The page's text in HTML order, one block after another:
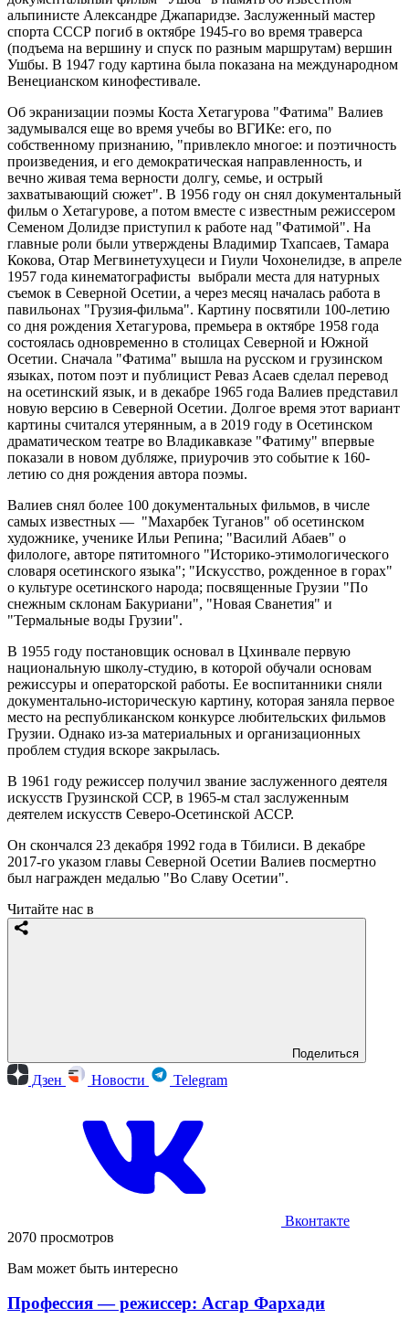
альпинисте Александре Джапаридзе. Заслуженный мастер
спорта СССР погиб в октябре 1945-го во время траверса
(подъема на вершину и спуск по разным маршрутам) вершин
Ушбы. В 1947 году картина была показана на международном
Венецианском кинофестивале.
Об экранизации поэмы Коста Хетагурова "Фатима" Валиев
задумывался еще во время учебы во ВГИКе: его, по
собственному признанию, "привлекло многое: и поэтичность
произведения, и его демократическая направленность, и
вечно живая тема верности долгу, семье, и острый
захватывающий сюжет". В 1956 году он снял документальный
фильм о Хетагурове, а потом вместе с известным режиссером
Семеном Долидзе приступил к работе над "Фатимой". На
главные роли были утверждены Владимир Тхапсаев, Тамара
Кокова, Отар Мегвинетухуцеси и Гиули Чохонелидзе, в апреле
1957 года кинематографисты выбрали места для натурных
съемок в Северной Осетии, а через месяц началась работа в
павильонах "Грузия-фильма". Картину посвятили 100-летию
со дня рождения Хетагурова, премьера в октябре 1958 года
состоялась одновременно в столицах Северной и Южной
Осетии. Сначала "Фатима" вышла на русском и грузинском
языках, потом поэт и публицист Реваз Асаев сделал перевод
на осетинский язык, и в декабре 1965 года Валиев представил
новую версию в Северной Осетии. Долгое время этот вариант
картины считался утерянным, а в 2019 году в Осетинском
драматическом театре во Владикавказе "Фатиму" впервые
показали в новом дубляже, приурочив это событие к 160-
летию со дня рождения автора поэмы.
Валиев снял более 100 документальных фильмов, в числе
самых известных — "Махарбек Туганов" об осетинском
художнике, ученике Ильи Репина; "Василий Абаев" о
филологе, авторе пятитомного "Историко-этимологического
словаря осетинского языка"; "Искусство, рожденное в горах"
о культуре осетинского народа; посвященные Грузии "По
снежным склонам Бакуриани", "Новая Сванетия" и
"Термальные воды Грузии".
В 1955 году постановщик основал в Цхинвале первую
национальную школу-студию, в которой обучали основам
режиссуры и операторской работы. Ее воспитанники сняли
документально-историческую картину, которая заняла первое
место на республиканском конкурсе любительских фильмов
Грузии. Однако из-за материальных и организационных
проблем студия вскоре закрылась.
В 1961 году режиссер получил звание заслуженного деятеля
искусств Грузинской ССР, в 1965-м стал заслуженным
деятелем искусств Северо-Осетинской АССР.
Он скончался 23 декабря 1992 года в Тбилиси. В декабре
2017-го указом главы Северной Осетии Валиев посмертно
был награжден медалью "Во Славу Осетии".
Читайте нас в
Поделиться
Дзен Новости Telegram
Вконтакте
2070 просмотров
Вам может быть интересно
Профессия — режиссер: Асгар Фархади